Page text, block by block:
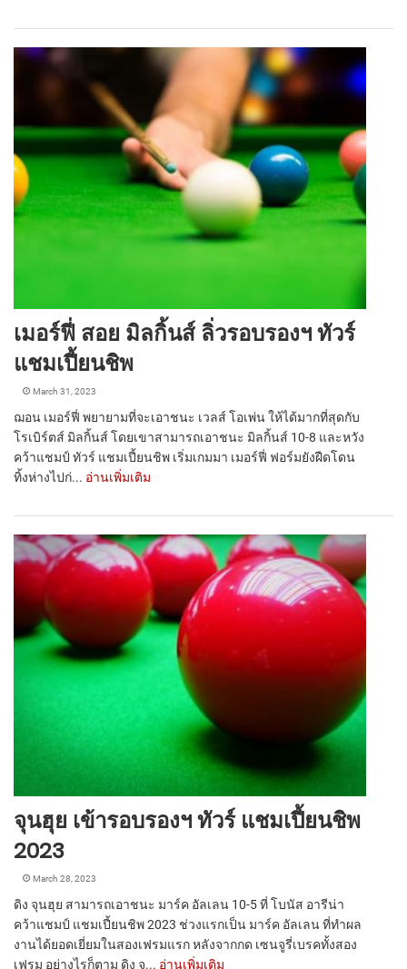
เมอร์ฟี่ สอย มิลกิ้นส์ ลิ่วรอบรองฯ ทัวร์
แชมเปี้ยนชิพ
March 31, 2023
ฌอน เมอร์ฟี่ พยายามที่จะเอาชนะ เวลส์ โอเพ่น ให้ได้มากที่สุดกับ
โรเบิร์ตส์ มิลกิ้นส์ โดยเขาสามารถเอาชนะ มิลกิ้นส์ 10-8 และหวัง
คว้าแชมป์ ทัวร์ แชมเปี้ยนชิพ เริ่มเกมมา เมอร์ฟี่ ฟอร์มยังฝืดโดน
ทิ้งห่างไปก่... อ่านเพิ่มเติม
จุนฮุย เข้ารอบรองฯ ทัวร์ แชมเปี้ยนชิพ
2023
March 28, 2023
ดิง จุนฮุย สามารถเอาชนะ มาร์ค อัลเลน 10-5 ที่ โบนัส อารีน่า
คว้าแชมป์ แชมเปี้ยนชิพ 2023 ช่วงแรกเป็น มาร์ค อัลเลน ที่ทำผล
งานได้ยอดเยี่ยมในสองเฟรมแรก หลังจากกด เซนจูรี่เบรคทั้งสอง
เฟรม อย่างไรก็ตาม ดิง จ... อ่านเพิ่มเติม